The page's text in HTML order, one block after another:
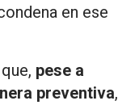
en ese
pese a
preventiva,